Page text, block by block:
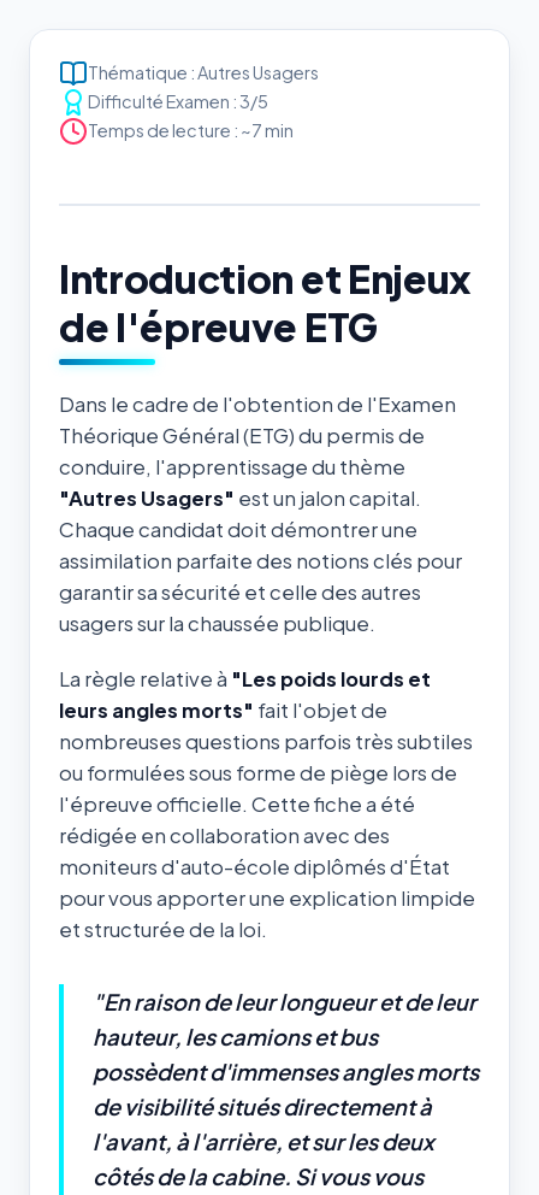
Thématique : Autres Usagers
Difficulté Examen : 3/5
Temps de lecture : ~7 min
Introduction et Enjeux
de l'épreuve ETG
Dans le cadre de l'obtention de l'Examen
Théorique Général (ETG) du permis de
conduire, l'apprentissage du thème
"Autres Usagers" est un jalon capital.
Chaque candidat doit démontrer une
assimilation parfaite des notions clés pour
garantir sa sécurité et celle des autres
usagers sur la chaussée publique.
La règle relative à "Les poids lourds et
leurs angles morts" fait l'objet de
nombreuses questions parfois très subtiles
ou formulées sous forme de piège lors de
l'épreuve officielle. Cette fiche a été
rédigée en collaboration avec des
moniteurs d'auto-école diplômés d'État
pour vous apporter une explication limpide
et structurée de la loi.
"En raison de leur longueur et de leur
hauteur, les camions et bus
possèdent d'immenses angles morts
de visibilité situés directement à
l'avant, à l'arrière, et sur les deux
côtés de la cabine. Si vous vous